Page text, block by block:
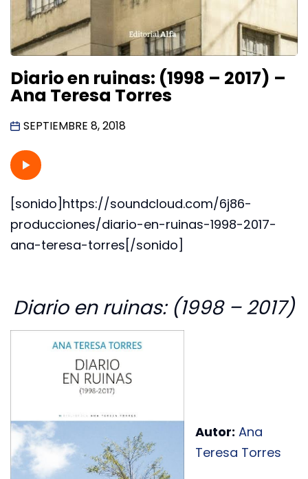
Diario en ruinas: (1998 – 2017) –
Ana Teresa Torres
SEPTIEMBRE 8, 2018
[sonido]https://soundcloud.com/6j86-
producciones/diario-en-ruinas-1998-2017-
ana-teresa-torres[/sonido]
Diario en ruinas: (1998 – 2017)
Autor: Ana
Teresa Torres